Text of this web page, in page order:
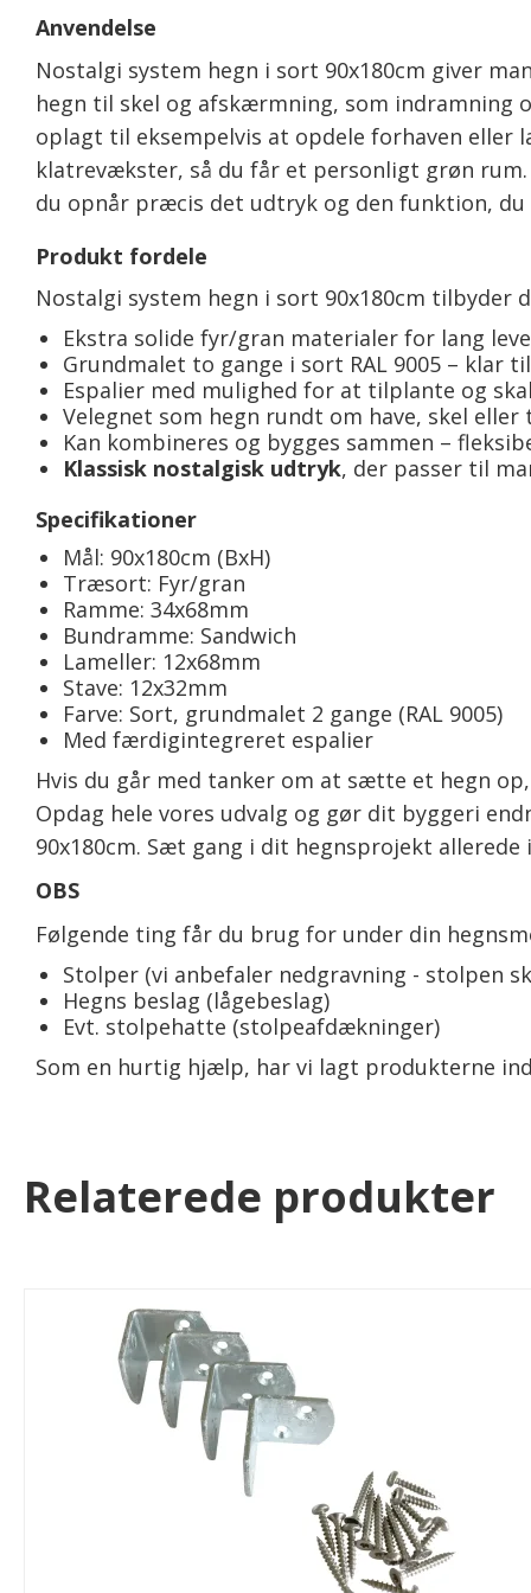
Anvendelse
Nostalgi system hegn i sort 90x180cm giver
hegn til skel og afskærmning, som indramning
oplagt til eksempelvis at opdele forhaven
klatrevækster, så du får et personligt grøn
du opnår præcis det udtryk og den funktion,
Produkt fordele
Nostalgi system hegn i sort 90x180cm tilbyder
Ekstra solide fyr/gran materialer for lang
Grundmalet to gange i sort RAL 9005 – klar
Espalier med mulighed for at tilplante og
Velegnet som hegn rundt om have, skel eller
Kan kombineres og bygges sammen –
Klassisk nostalgisk udtryk, der passer til
Specifikationer
Mål: 90x180cm (BxH)
Træsort: Fyr/gran
Ramme: 34x68mm
Bundramme: Sandwich
Lameller: 12x68mm
Stave: 12x32mm
Farve: Sort, grundmalet 2 gange (RAL 9005)
Med færdigintegreret espalier
Hvis du går med tanker om at sætte et hegn
Opdag hele vores udvalg og gør dit byggeri
90x180cm. Sæt gang i dit hegnsprojekt allerede
OBS
Følgende ting får du brug for under din
Stolper (vi anbefaler nedgravning - stolpen
Hegns beslag (lågebeslag)
Evt. stolpehatte (stolpeafdækninger)
Som en hurtig hjælp, har vi lagt produkterne
Relaterede produkter